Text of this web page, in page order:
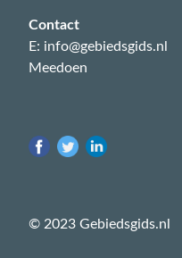
Contact
E: info@gebiedsgids.nl
Meedoen
© 2023 Gebiedsgids.nl